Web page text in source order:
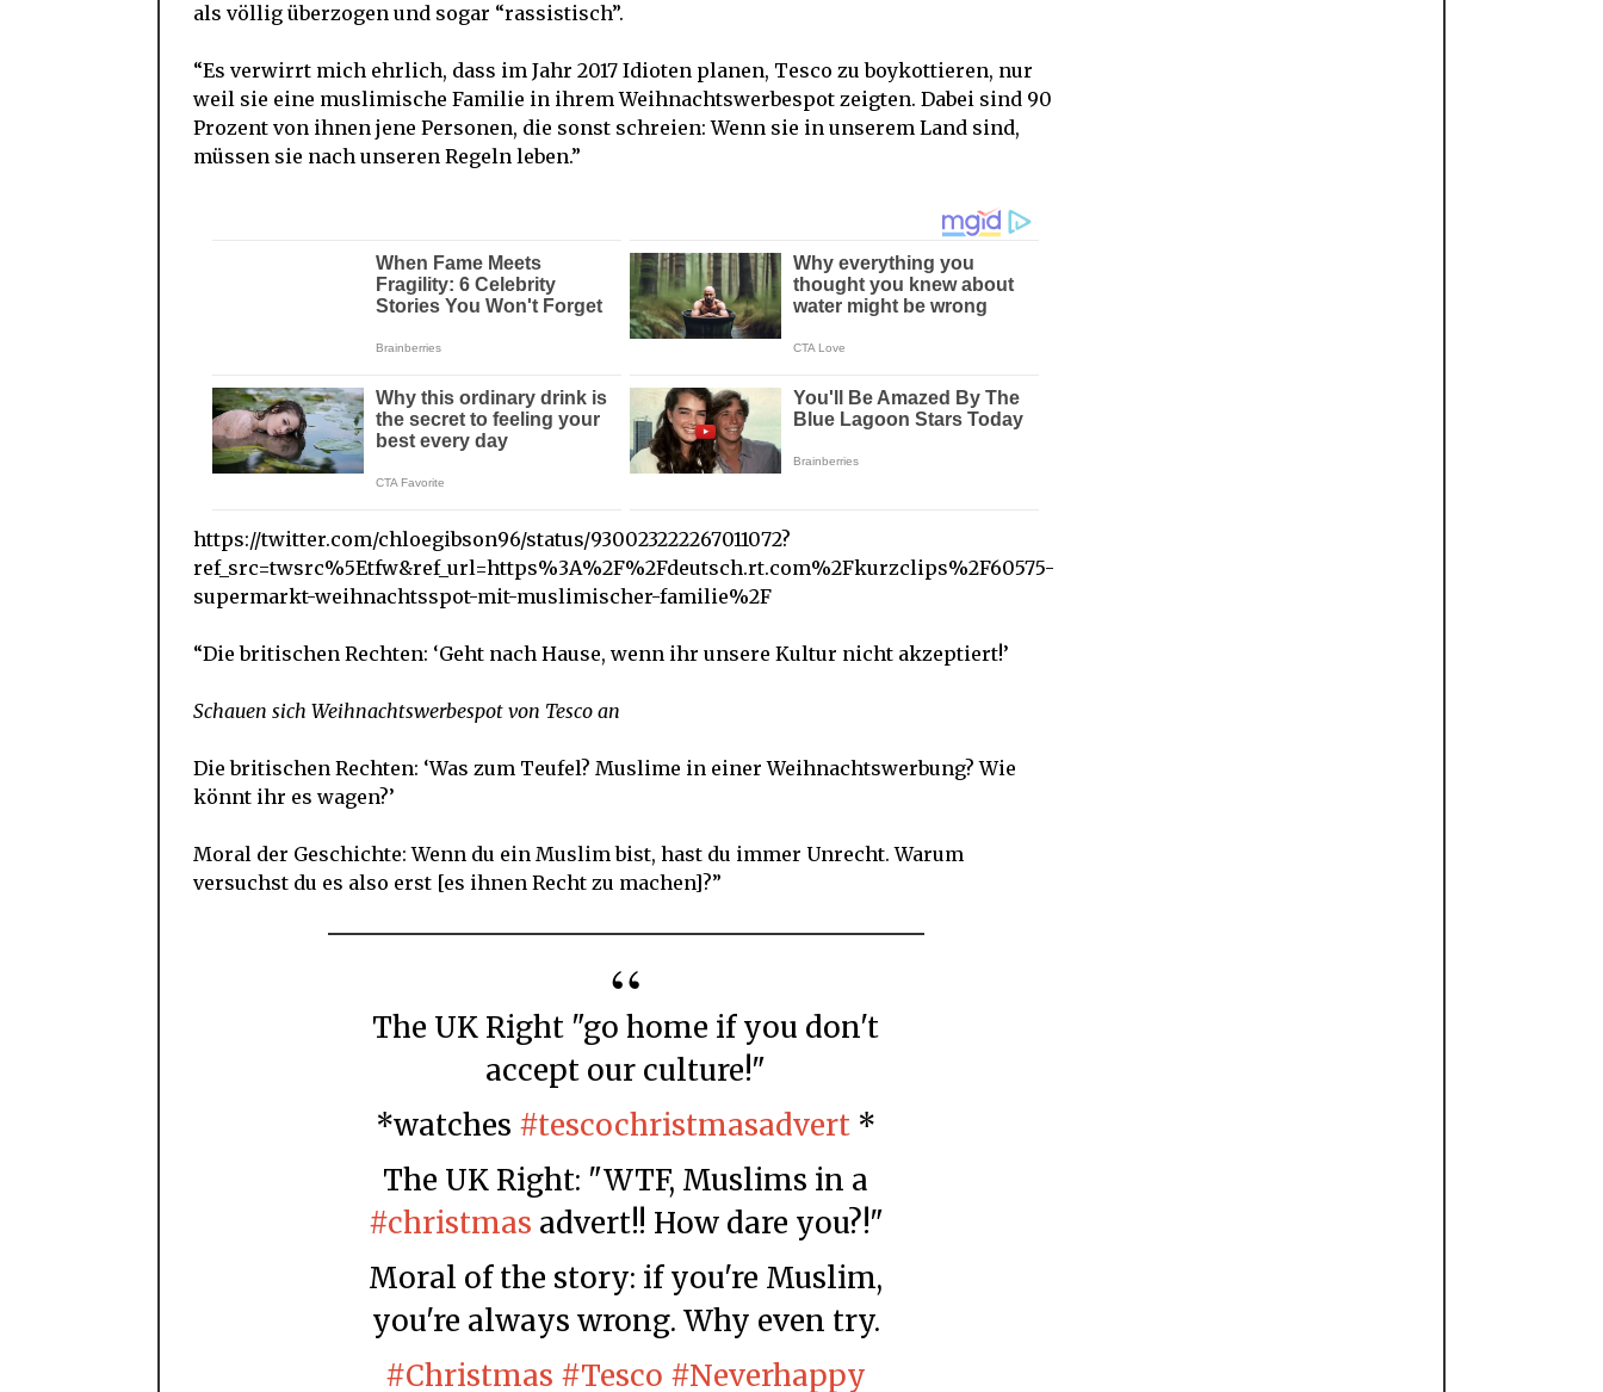
als völlig überzogen und sogar “rassistisch”.
“Es verwirrt mich ehrlich, dass im Jahr 2017 Idioten planen, Tesco zu boykottieren, nur
weil sie eine muslimische Familie in ihrem Weihnachtswerbespot zeigten. Dabei sind 90
Prozent von ihnen jene Personen, die sonst schreien: Wenn sie in unserem Land sind,
müssen sie nach unseren Regeln leben.”
https://twitter.com/chloegibson96/status/930023222267011072?
ref_src=twsrc%5Etfw&ref_url=https%3A%2F%2Fdeutsch.rt.com%2Fkurzclips%2F60575-
supermarkt-weihnachtsspot-mit-muslimischer-familie%2F
“Die britischen Rechten: ‘Geht nach Hause, wenn ihr unsere Kultur nicht akzeptiert!’
Schauen sich Weihnachtswerbespot von Tesco an
Die britischen Rechten: ‘Was zum Teufel? Muslime in einer Weihnachtswerbung? Wie
könnt ihr es wagen?’
Moral der Geschichte: Wenn du ein Muslim bist, hast du immer Unrecht. Warum
versuchst du es also erst [es ihnen Recht zu machen]?”
The UK Right "go home if you don't
accept our culture!"
*watches #tescochristmasadvert *
The UK Right: "WTF, Muslims in a
#christmas advert!! How dare you?!"
Moral of the story: if you're Muslim,
you're always wrong. Why even try.
#Christmas #Tesco #Neverhappy